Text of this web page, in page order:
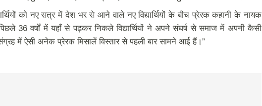
को नए सत्र में देश भर से आने वाले नए विद्यार्थियों के बीच प्रेरक कहानी के नायक
36 वर्षों में यहाँ से पढ़कर निकले विद्यार्थियों ने अपने संघर्ष से समाज में अपनी कैसी
में ऐसी अनेक प्रेरक मिसालें विस्तार से पहली बार सामने आई हैं।”